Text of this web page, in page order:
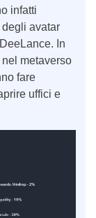
infatti
avatar
In
metaverso
fare
uffici e